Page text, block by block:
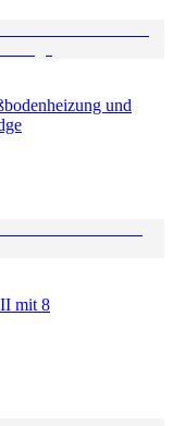
und
mit 8